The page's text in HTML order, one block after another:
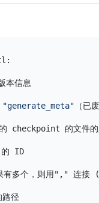
信息
"generate_meta" （已
checkpoint 的文件的
ID
多个，则用
"," 连接
径